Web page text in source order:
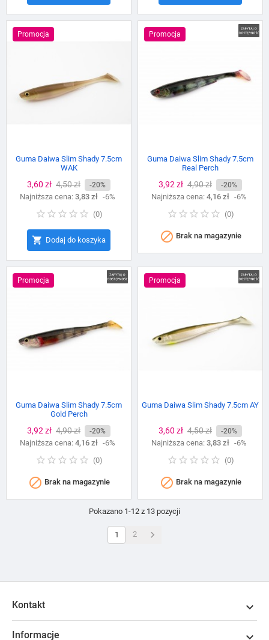
Promocja
Guma Daiwa Slim Shady 7.5cm
WAK
Cena
3,60 zł Cena
podstawowa
4,50 zł -20%
Najniższa cena: 3,83 zł -6%
(0)
 Dodaj do koszyka
Promocja
Guma Daiwa Slim Shady 7.5cm
Real Perch
Cena
3,92 zł Cena
podstawowa
4,90 zł -20%
Najniższa cena: 4,16 zł -6%
(0)
 Brak na magazynie
Promocja
Guma Daiwa Slim Shady 7.5cm
Gold Perch
Cena
3,92 zł Cena
podstawowa
4,90 zł -20%
Najniższa cena: 4,16 zł -6%
(0)
 Brak na magazynie
Promocja
Guma Daiwa Slim Shady 7.5cm AY
Cena
3,60 zł Cena
podstawowa
4,50 zł -20%
Najniższa cena: 3,83 zł -6%
(0)
 Brak na magazynie
Pokazano 1-12 z 13 pozycji
1 2 
Kontakt 
Informacje